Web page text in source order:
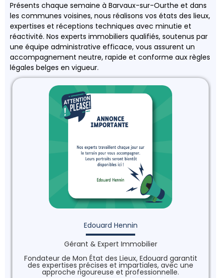
Présents chaque semaine à Barvaux-sur-Ourthe et dans
les communes voisines, nous réalisons vos états des lieux,
expertises et réceptions techniques avec minutie et
réactivité. Nos experts immobiliers qualifiés, soutenus par
une équipe administrative efficace, vous assurent un
accompagnement neutre, rapide et conforme aux règles
légales belges en vigueur.
Edouard Hennin
Gérant & Expert Immobilier
Fondateur de Mon État des Lieux, Edouard garantit
des expertises précises et impartiales, avec une
approche rigoureuse et professionnelle.